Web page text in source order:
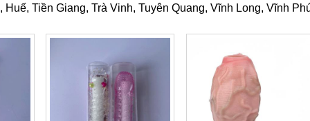
Huế, Tiền Giang, Trà Vinh, Tuyên Quang, Vĩnh Long, Vĩnh